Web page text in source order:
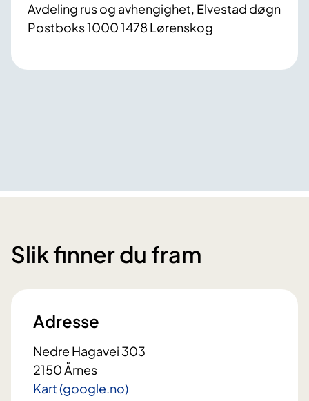
Avdeling rus og avhengighet, Elvestad døgn
Postboks 1000 1478 Lørenskog
Slik finner du fram
Adresse
Nedre Hagavei 303
2150 Årnes
Kart (google.no)